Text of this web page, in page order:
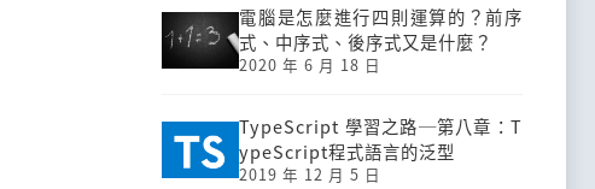
電腦是怎麼進行四則運算的？前序
式、中序式、後序式又是什麼？
2020 年 6 月 18 日
TypeScript 學習之路─第八章：T
ypeScript程式語言的泛型
2019 年 12 月 5 日